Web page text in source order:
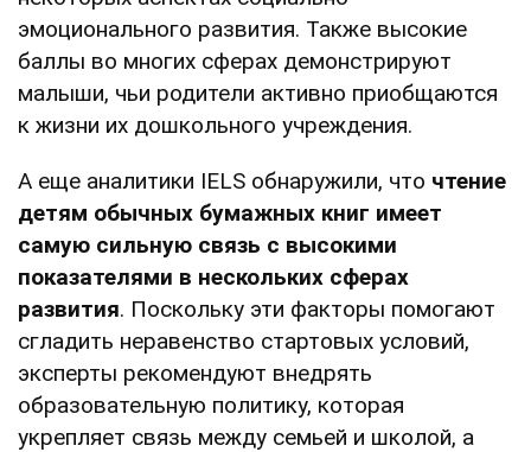
эмоционального развития. Также высокие
баллы во многих сферах демонстрируют
малыши, чьи родители активно приобщаются
к жизни их дошкольного учреждения.
А еще аналитики IELS обнаружили, что чтение
детям обычных бумажных книг имеет
самую сильную связь с высокими
показателями в нескольких сферах
развития. Поскольку эти факторы помогают
сгладить неравенство стартовых условий,
эксперты рекомендуют внедрять
образовательную политику, которая
укрепляет связь между семьей и школой, а